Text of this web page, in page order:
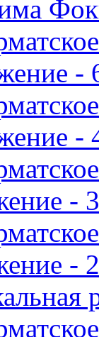
-
-
- 3
-